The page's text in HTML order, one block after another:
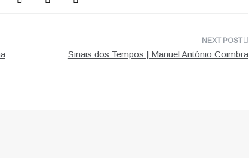
Sinais dos Tempos | Manuel António Coimbra